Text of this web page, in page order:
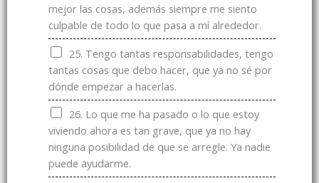
mejor las cosas, además siempre me siento
culpable de todo lo que pasa a mí alrededor.
25. Tengo tantas responsabilidades, tengo
tantas cosas que debo hacer, que ya no sé por
dónde empezar a hacerlas.
26. Lo que me ha pasado o lo que estoy
viviendo ahora es tan grave, que ya no hay
ninguna posibilidad de que se arregle. Ya nadie
puede ayudarme.